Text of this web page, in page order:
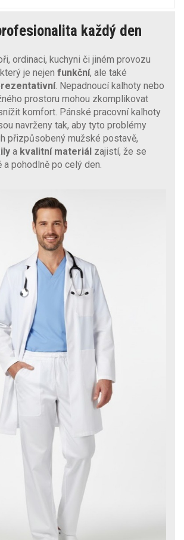
každý den
ordinaci, kuchyni či jiném provozu
je nejen funkční, ale také
. Nepadnoucí kalhoty nebo
prostoru mohou zkomplikovat
komfort. Pánské pracovní kalhoty
navrženy tak, aby tyto problémy
přizpůsobený mužské postavě,
a kvalitní materiál zajistí, že se
pohodlně po celý den.